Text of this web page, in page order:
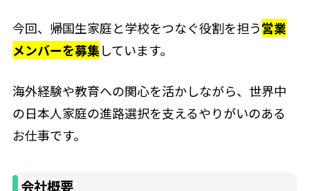
今回、帰国生家庭と学校をつなぐ役割を担う営業
メンバーを募集しています。
海外経験や教育への関心を活かしながら、世界中
の日本人家庭の進路選択を支えるやりがいのある
お仕事です。
会社概要